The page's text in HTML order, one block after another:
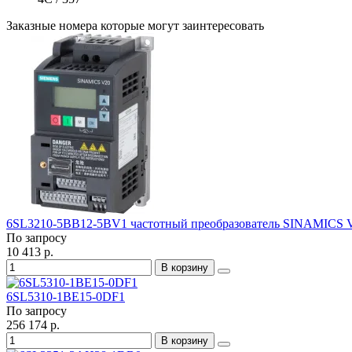
Заказные номера которые могут заинтересовать
6SL3210-5BB12-5BV1 частотный преобразователь SINAMICS
По запросу
10 413 р.
В корзину
6SL5310-1BE15-0DF1
По запросу
256 174 р.
В корзину